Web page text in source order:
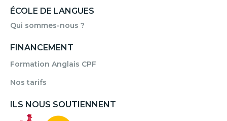
ÉCOLE DE LANGUES
Qui sommes-nous ?
FINANCEMENT
Formation Anglais CPF
Nos tarifs
ILS NOUS SOUTIENNENT